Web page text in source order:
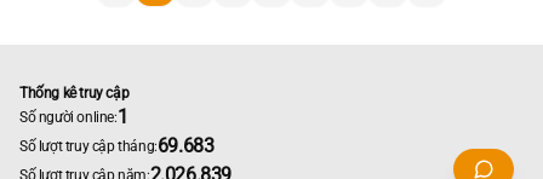
Thống kê truy cập
Số người online:1
Số lượt truy cập tháng:69.683
Số lượt truy cập năm: